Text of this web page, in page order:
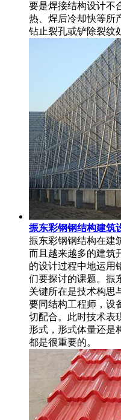
要是焊接结构设计不
热、焊后冷却快等所
钻止裂孔或铲除裂纹
振东彩钢钢结构建筑
振东彩钢钢结构在建
而且越来越多的建筑
的设计过程中地运用
们要探讨的课题。振
关键所在是技术构思
要同结构工程师，设
切配合。此时技术表
形式，形式体量还是
都是很重要的。